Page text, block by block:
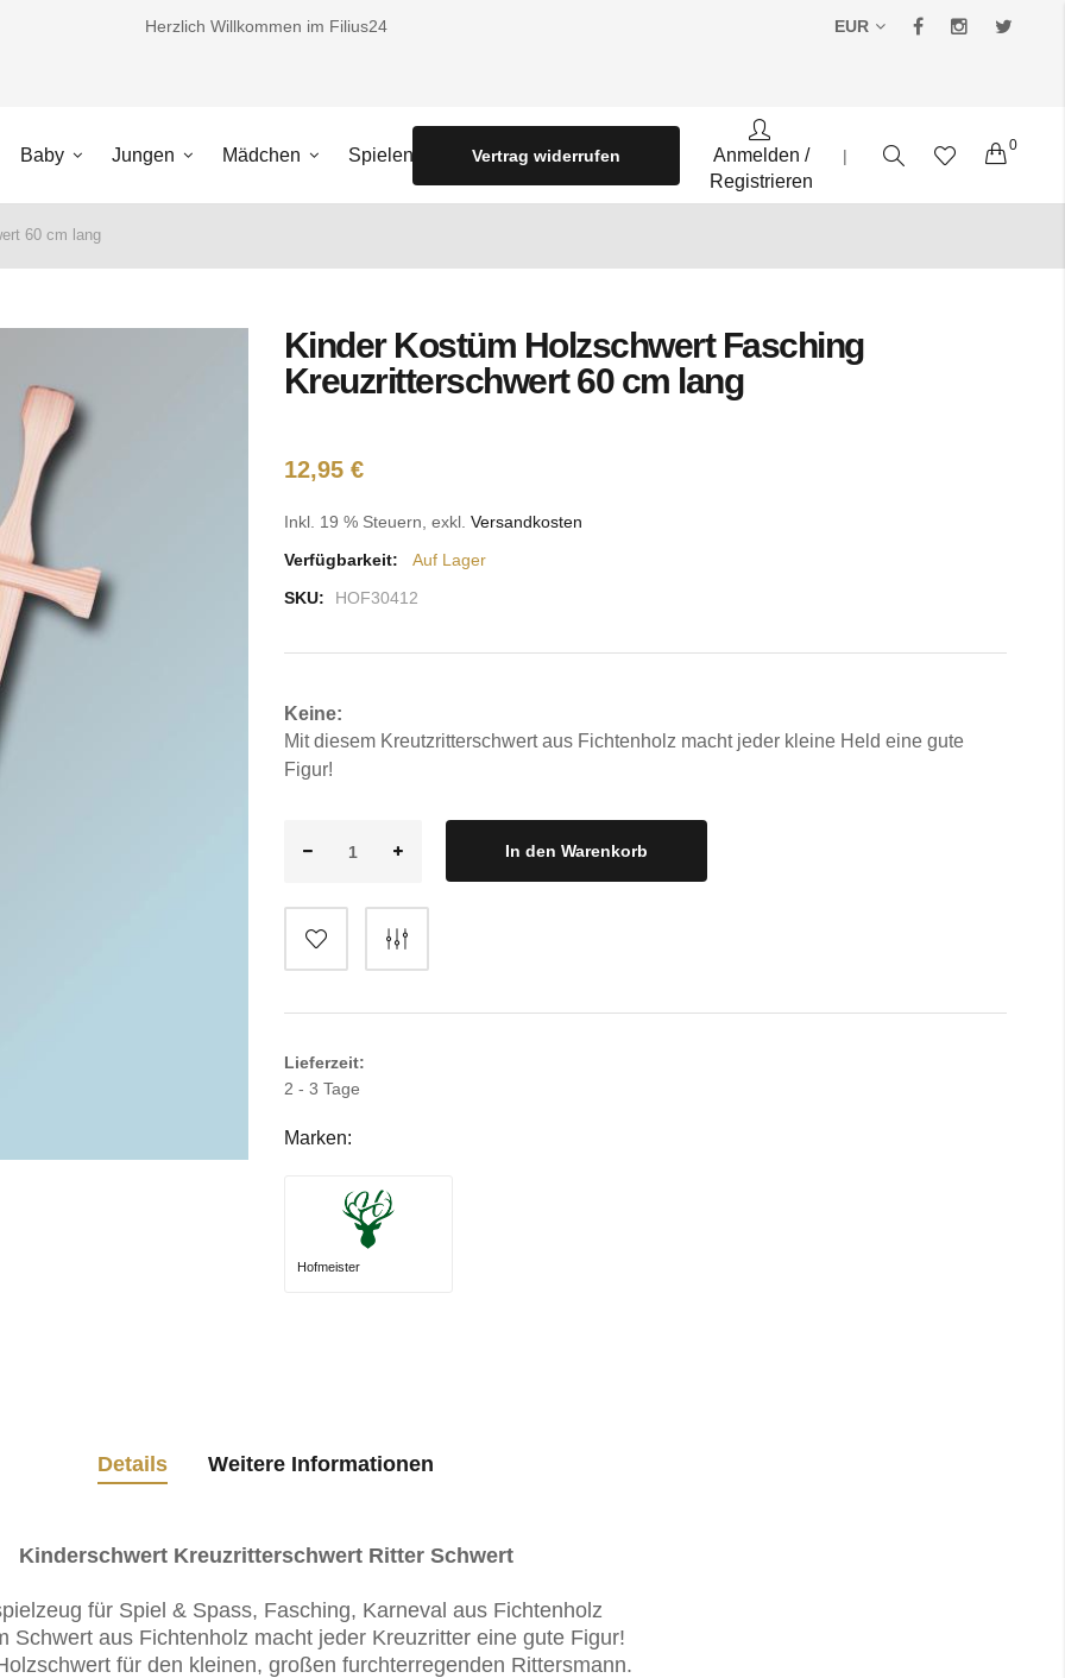
Herzlich Willkommen im Filius24 EUR
Baby Jungen Mädchen Spielen Vertrag widerrufen Anmelden /
Registrieren
|
0
60 cm lang
Kinder Kostüm Holzschwert Fasching
Kreuzritterschwert 60 cm lang
12,95 €
Inkl. 19 % Steuern exkl. Versandkosten
Verfügbarkeit:
Auf Lager
SKU:
HOF30412
Keine:
Mit diesem Kreutzritterschwert aus Fichtenholz macht jeder kleine Held eine gute
Figur!
In den Warenkorb
Lieferzeit:
2 - 3 Tage
Marken:
Hofmeister
Details
Kinderschwert Kreuzritterschwert Ritter Schwert
für Spiel & Spass, Fasching, Karneval aus Fichtenholz
Schwert aus Fichtenholz macht jeder Kreuzritter eine gute Figur!
für den kleinen, großen furchterregenden Rittersmann.
Weitere Informationen